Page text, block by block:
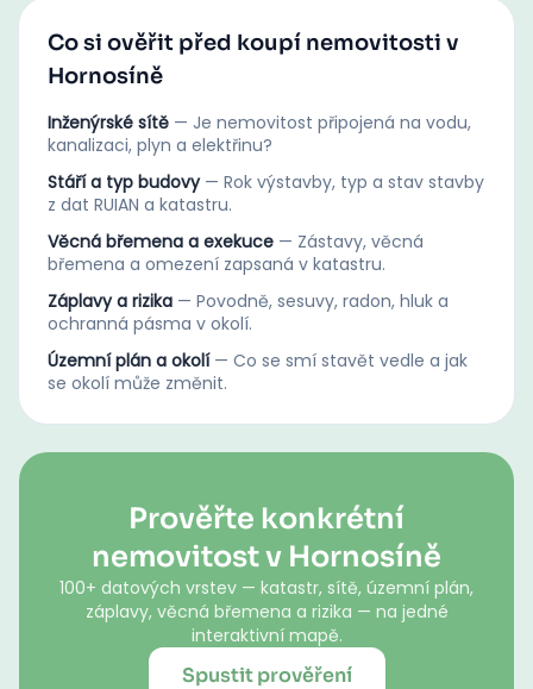
Co si ověřit před koupí nemovitosti v
Hornosíně
Inženýrské sítě — Je nemovitost připojená na vodu,
kanalizaci, plyn a elektřinu?
Stáří a typ budovy — Rok výstavby, typ a stav stavby
z dat RUIAN a katastru.
Věcná břemena a exekuce — Zástavy, věcná
břemena a omezení zapsaná v katastru.
Záplavy a rizika — Povodně, sesuvy, radon, hluk a
ochranná pásma v okolí.
Územní plán a okolí — Co se smí stavět vedle a jak
se okolí může změnit.
Prověřte konkrétní
nemovitost v Hornosíně
100+ datových vrstev — katastr, sítě, územní plán,
záplavy, věcná břemena a rizika — na jedné
interaktivní mapě.
Spustit prověření